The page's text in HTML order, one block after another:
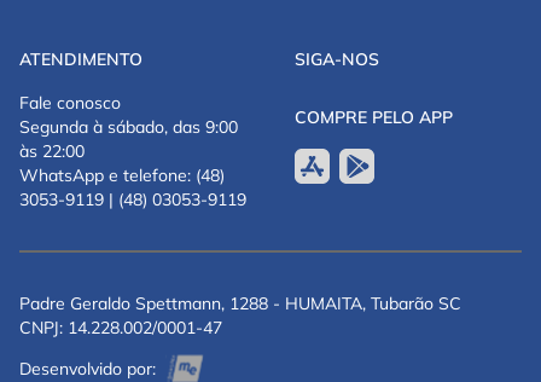
ATENDIMENTO
Fale conosco
Segunda à sábado, das 9:00
às 22:00
WhatsApp e telefone: (48)
3053-9119 | (48) 03053-9119
SIGA-NOS
COMPRE PELO APP
Desenvolvido por:
Padre Geraldo Spettmann, 1288 - HUMAITA, Tubarão SC
CNPJ: 14.228.002/0001-47